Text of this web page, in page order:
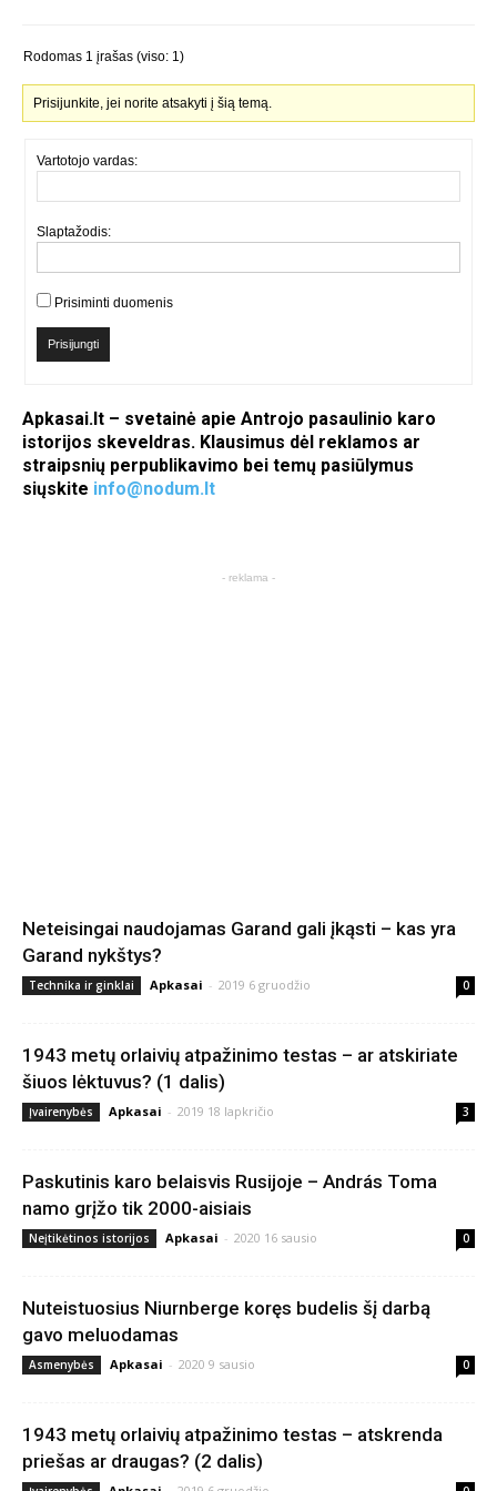
Rodomas 1 įrašas (viso: 1)
Prisijunkite, jei norite atsakyti į šią temą.
Vartotojo vardas:
Slaptažodis:
Prisiminti duomenis
Prisijungti
Apkasai.lt – svetainė apie Antrojo pasaulinio karo
istorijos skeveldras. Klausimus dėl reklamos ar
straipsnių perpublikavimo bei temų pasiūlymus
siųskite info@nodum.lt
- reklama -
Neteisingai naudojamas Garand gali įkąsti – kas yra
Garand nykštys?
Technika ir ginklai Apkasai - 2019 6 gruodžio 0
1943 metų orlaivių atpažinimo testas – ar atskiriate
šiuos lėktuvus? (1 dalis)
Įvairenybės Apkasai - 2019 18 lapkričio 3
Paskutinis karo belaisvis Rusijoje – András Toma
namo grįžo tik 2000-aisiais
Neįtikėtinos istorijos Apkasai - 2020 16 sausio 0
Nuteistuosius Niurnberge koręs budelis šį darbą
gavo meluodamas
Asmenybės Apkasai - 2020 9 sausio 0
1943 metų orlaivių atpažinimo testas – atskrenda
priešas ar draugas? (2 dalis)